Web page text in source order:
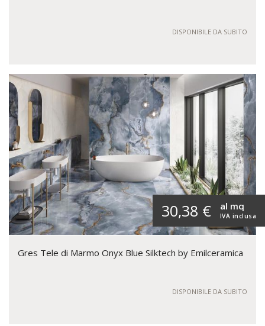
DISPONIBILE DA SUBITO
30,38 € IVA inclusa
al mq
Gres Tele di Marmo Onyx Blue Silktech by Emilceramica
DISPONIBILE DA SUBITO